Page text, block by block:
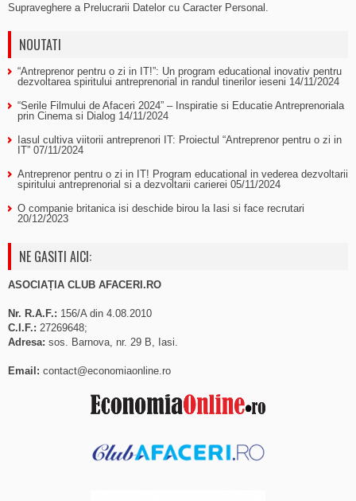
Supraveghere a Prelucrarii Datelor cu Caracter Personal.
NOUTATI
“Antreprenor pentru o zi in IT!”: Un program educational inovativ pentru
dezvoltarea spiritului antreprenorial in randul tinerilor ieseni 14/11/2024
“Serile Filmului de Afaceri 2024” – Inspiratie si Educatie Antreprenoriala
prin Cinema si Dialog 14/11/2024
Iasul cultiva viitorii antreprenori IT: Proiectul “Antreprenor pentru o zi in
IT” 07/11/2024
Antreprenor pentru o zi in IT! Program educational in vederea dezvoltarii
spiritului antreprenorial si a dezvoltarii carierei 05/11/2024
O companie britanica isi deschide birou la Iasi si face recrutari
20/12/2023
NE GASITI AICI:
ASOCIAȚIA CLUB AFACERI.RO
Nr. R.A.F.: 156/A din 4.08.2010
C.I.F.: 27269648;
Adresa: sos. Barnova, nr. 29 B, Iasi.
Email: contact@economiaonline.ro